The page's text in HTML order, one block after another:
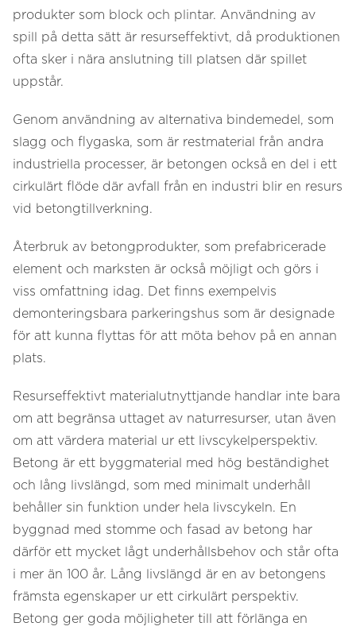
produkter som block och plintar. Användning av
spill på detta sätt är resurseffektivt, då produktionen
ofta sker i nära anslutning till platsen där spillet
uppstår.
Genom användning av alternativa bindemedel, som
slagg och flygaska, som är restmaterial från andra
industriella processer, är betongen också en del i ett
cirkulärt flöde där avfall från en industri blir en resurs
vid betongtillverkning.
Återbruk av betongprodukter, som prefabricerade
element och marksten är också möjligt och görs i
viss omfattning idag. Det finns exempelvis
demonteringsbara parkeringshus som är designade
för att kunna flyttas för att möta behov på en annan
plats.
Resurseffektivt materialutnyttjande handlar inte bara
om att begränsa uttaget av naturresurser, utan även
om att värdera material ur ett livscykelperspektiv.
Betong är ett byggmaterial med hög beständighet
och lång livslängd, som med minimalt underhåll
behåller sin funktion under hela livscykeln. En
byggnad med stomme och fasad av betong har
därför ett mycket lågt underhållsbehov och står ofta
i mer än 100 år. Lång livslängd är en av betongens
främsta egenskaper ur ett cirkulärt perspektiv.
Betong ger goda möjligheter till att förlänga en